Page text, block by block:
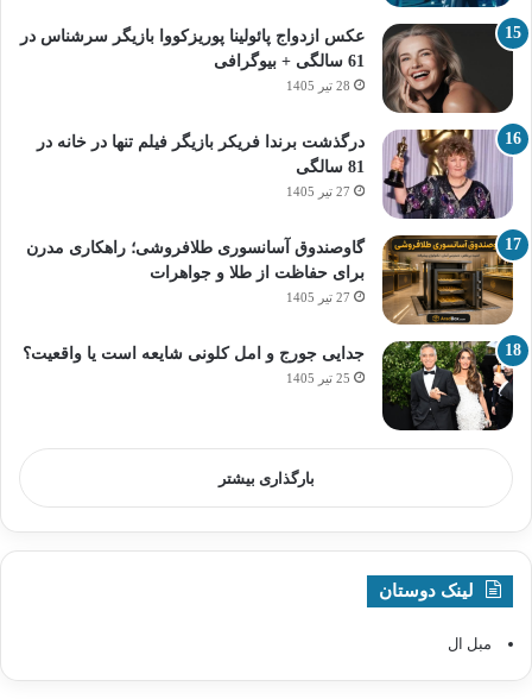
عکس ازدواج پائولینا پوریزکووا بازیگر سرشناس در
61 سالگی + بیوگرافی
28 تیر 1405
درگذشت برندا فریکر بازیگر فیلم تنها در خانه در
81 سالگی
27 تیر 1405
گاوصندوق آسانسوری طلافروشی؛ راهکاری مدرن
برای حفاظت از طلا و جواهرات
27 تیر 1405
جدایی جورج و امل کلونی شایعه است یا واقعیت؟
25 تیر 1405
بارگذاری بیشتر
لینک دوستان
مبل ال